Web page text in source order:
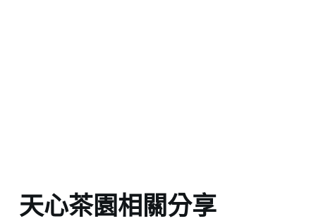
天心茶園相關分享